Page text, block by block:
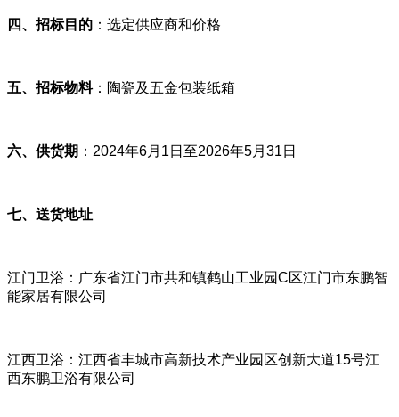
四、招标目的 ：选定供应商和价格
五、招标物料：陶瓷及五金包装纸箱
六、供货期 ：2024年6月1日至2026年5月31日
七、送货地址
江门卫浴：广东省江门市共和镇鹤山工业园C区江门市东鹏智
能家居有限公司
江西卫浴：江西省丰城市高新技术产业园区创新大道15号江
西东鹏卫浴有限公司